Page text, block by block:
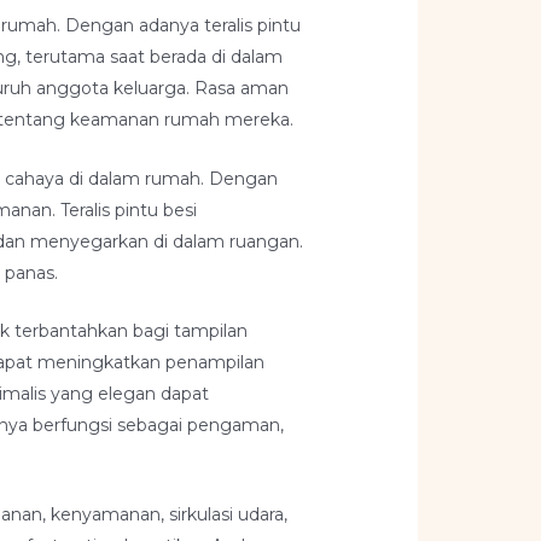
Dengan adanya teralis pintu
terutama saat berada di dalam
anggota keluarga. Rasa aman
keamanan rumah mereka.
di dalam rumah. Dengan
Teralis pintu besi
menyegarkan di dalam ruangan.
terbantahkan bagi tampilan
meningkatkan penampilan
yang elegan dapat
berfungsi sebagai pengaman,
kenyamanan, sirkulasi udara,